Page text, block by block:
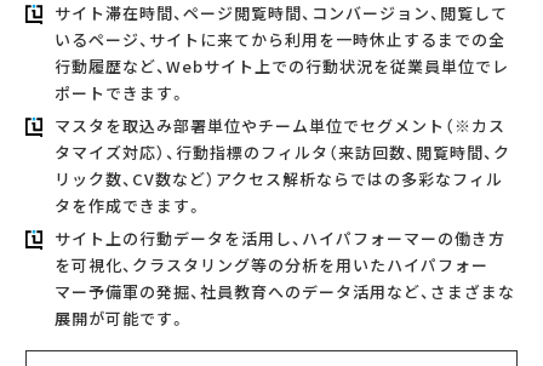
サイト滞在時間、ページ閲覧時間、コンバージョン、閲覧して
いるページ、サイトに来てから利用を一時休止するまでの全
行動履歴など、Webサイト上での行動状況を従業員単位でレ
ポートできます。
マスタを取込み部署単位やチーム単位でセグメント（※カス
タマイズ対応）、行動指標のフィルタ（来訪回数、閲覧時間、ク
リック数、CV数など）アクセス解析ならではの多彩なフィル
タを作成できます。
サイト上の行動データを活用し、ハイパフォーマーの働き方
を可視化、クラスタリング等の分析を用いたハイパフォー
マー予備軍の発掘、社員教育へのデータ活用など、さまざまな
展開が可能です。